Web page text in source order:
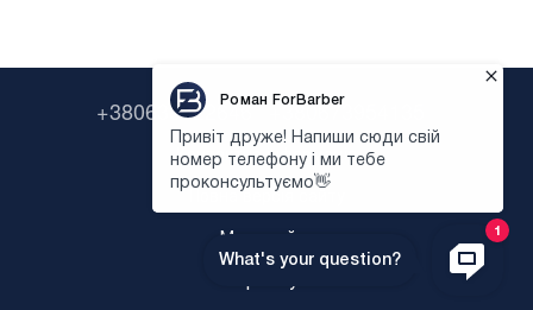
+380638322646 +380673954135
Контактна інформація
Повна версія сайту
Мапа сайту